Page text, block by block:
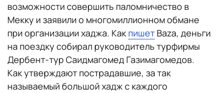
возможности совершить паломничество в
Мекку и заявили о многомиллионном обмане
при организации хаджа. Как пишет Baza, деньги
на поездку собирал руководитель турфирмы
Дербент-тур Саидмагомед Газимагомедов.
Как утверждают пострадавшие, за так
называемый большой хадж с каждого